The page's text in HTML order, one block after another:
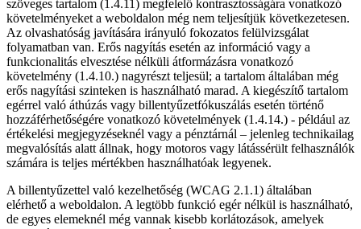
szöveges tartalom (1.4.11) megfelelő kontrasztosságára vonatkozó
követelményeket a weboldalon még nem teljesítjük következetesen.
Az olvashatóság javítására irányuló fokozatos felülvizsgálat
folyamatban van. Erős nagyítás esetén az információ vagy a
funkcionalitás elvesztése nélküli átformázásra vonatkozó
követelmény (1.4.10.) nagyrészt teljesül; a tartalom általában még
erős nagyítási szinteken is használható marad. A kiegészítő tartalom
egérrel való áthúzás vagy billentyűzetfókuszálás esetén történő
hozzáférhetőségére vonatkozó követelmények (1.4.14.) - például az
értékelési megjegyzéseknél vagy a pénztárnál – jelenleg technikailag
megvalósítás alatt állnak, hogy motoros vagy látássérült felhasználók
számára is teljes mértékben használhatóak legyenek.
A billentyűzettel való kezelhetőség (WCAG 2.1.1) általában
elérhető a weboldalon. A legtöbb funkció egér nélkül is használható,
de egyes elemeknél még vannak kisebb korlátozások, amelyek